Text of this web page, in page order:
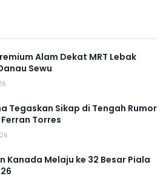
Alam Dekat MRT Lebak
Sewu
Tegaskan Sikap di Tengah Rumor
Torres
Kanada Melaju ke 32 Besar Piala